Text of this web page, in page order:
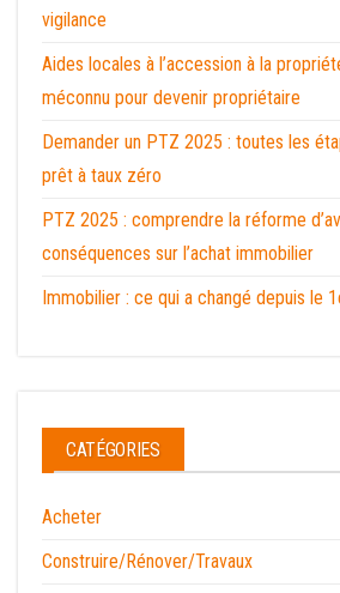
vigilance
Aides locales à l’accession à la
méconnu pour devenir propriétaire
Demander un PTZ 2025 : toutes les
prêt à taux zéro
PTZ 2025 : comprendre la réforme
conséquences sur l’achat immobilier
Immobilier : ce qui a changé depuis le
CATÉGORIES
Acheter
Construire/Rénover/Travaux